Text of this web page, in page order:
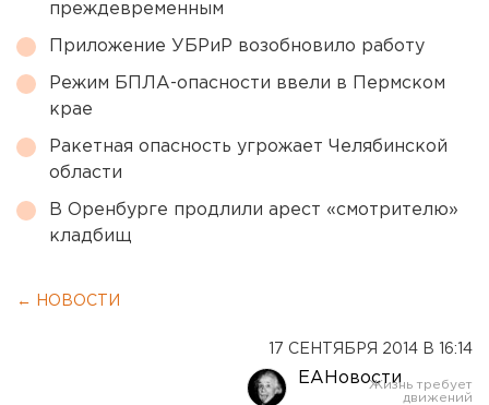
преждевременным
Приложение УБРиР возобновило работу
Режим БПЛА-опасности ввели в Пермском
крае
Ракетная опасность угрожает Челябинской
области
В Оренбурге продлили арест «смотрителю»
кладбищ
← НОВОСТИ
17 СЕНТЯБРЯ 2014 В 16:14
ЕАНовости